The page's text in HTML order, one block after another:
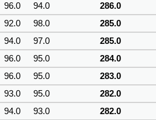
96.0 94.0 286.0
92.0 98.0 285.0
94.0 97.0 285.0
96.0 95.0 284.0
96.0 95.0 283.0
93.0 95.0 282.0
94.0 93.0 282.0